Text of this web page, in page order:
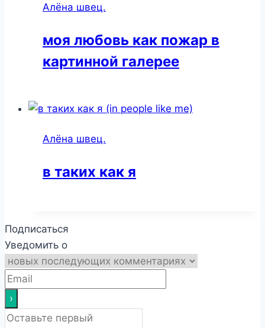
Алёна швец.
моя любовь как пожар в
картинной галерее
Алёна швец.
в таких как я
Подписаться
Уведомить о